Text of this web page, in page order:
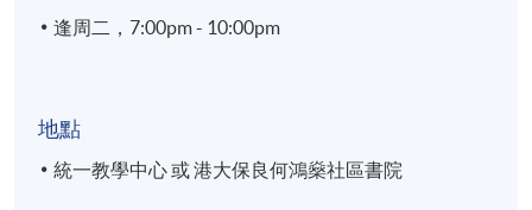
逢周二，7:00pm - 10:00pm
地點
統一教學中心 或 港大保良何鴻燊社區書院